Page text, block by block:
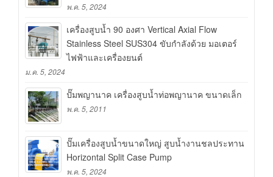
พ.ค. 5, 2024
เครื่องสูบน้ำ 90 องศา Vertical Axial Flow
Stainless Steel SUS304 ขับกำลังด้วย มอเตอร์
ไฟฟ้าและเครื่องยนต์
ม.ค. 5, 2024
ปั๊มพญานาค เครื่องสูบน้ำท่อพญานาค ขนาดเล็ก
พ.ค. 5, 2011
ปั๊มเครื่องสูบน้ำขนาดใหญ่ สูบน้ำงานชลประทาน
Horizontal Split Case Pump
พ.ค. 5, 2024